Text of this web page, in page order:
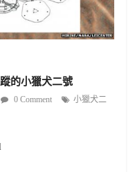
的小獵犬二號
0 Comment
小獵犬二